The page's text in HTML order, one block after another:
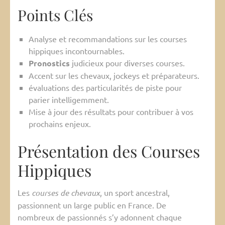
Points Clés
Analyse et recommandations sur les courses
hippiques incontournables.
Pronostics judicieux pour diverses courses.
Accent sur les chevaux, jockeys et préparateurs.
évaluations des particularités de piste pour
parier intelligemment.
Mise à jour des résultats pour contribuer à vos
prochains enjeux.
Présentation des Courses
Hippiques
Les courses de chevaux, un sport ancestral,
passionnent un large public en France. De
nombreux de passionnés s’y adonnent chaque